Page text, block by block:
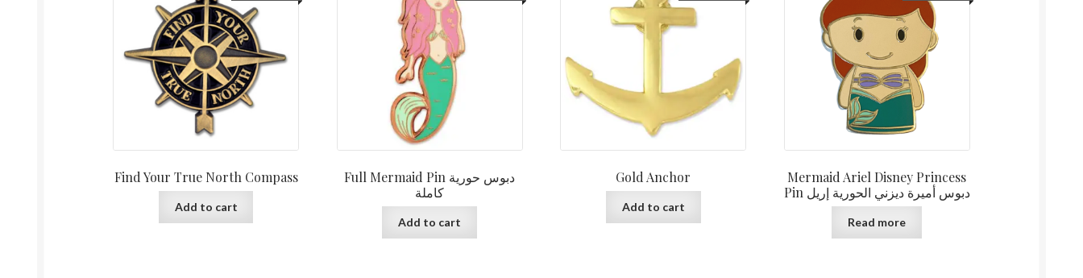
Find Your True North Compass
Add to cart
Full Mermaid Pin دبوس حورية
كاملة
Add to cart
Gold Anchor
Add to cart
Mermaid Ariel Disney Princess
Pin دبوس أميرة ديزني الحورية إريل
Read more